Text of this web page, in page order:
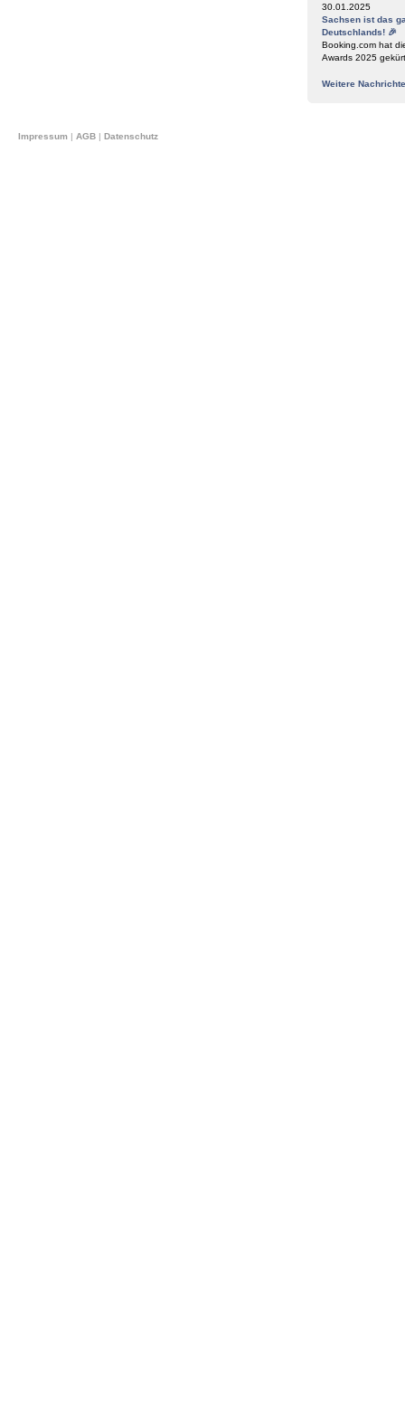
30.01.2025
Sachsen ist das
Deutschlands! 🎉
Booking.com hat
Awards 2025 gekürt
Weitere
Impressum | AGB | Datenschutz